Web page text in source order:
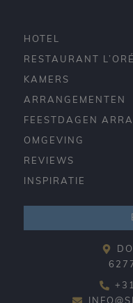
HOTEL
RESTAURANT
KAMERS
ARRANGEMENTEN
FEESTDAGEN
OMGEVING
REVIEWS
INSPIRATIE